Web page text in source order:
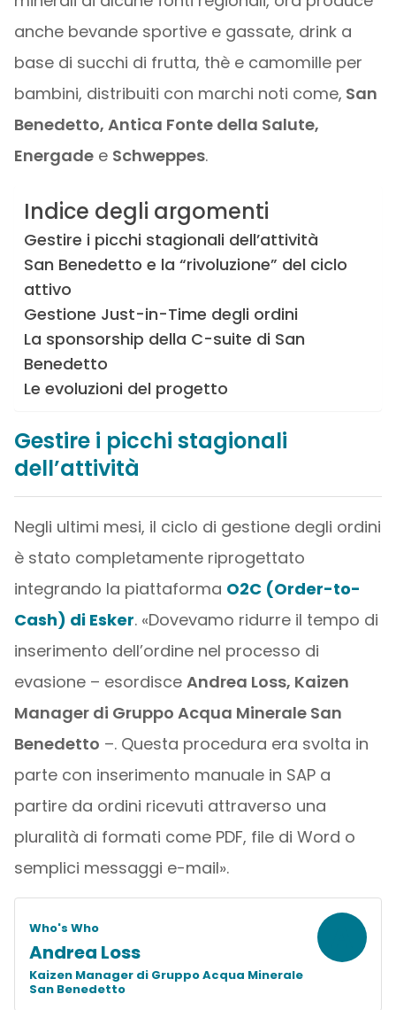
anche bevande sportive e gassate, drink a
base di succhi di frutta, thè e camomille per
bambini, distribuiti con marchi noti come, San
Benedetto, Antica Fonte della Salute,
Energadee Schweppes.
Indice degli argomenti
Gestire i picchi stagionali dell’attività
San Benedetto e la “rivoluzione” del ciclo
attivo
Gestione Just-in-Time degli ordini
La sponsorship della C-suite di San
Benedetto
Le evoluzioni del progetto
Gestire i picchi stagionali
dell’attività
Negli ultimi mesi, il ciclo di gestione degli ordini
è stato completamente riprogettato
integrando la piattaforma O2C (Order-to-
Cash) di Esker. «Dovevamo ridurre il tempo di
inserimento dell’ordine nel processo di
evasione – esordisce Andrea Loss, Kaizen
Manager di Gruppo Acqua Minerale San
Benedetto –. Questa procedura era svolta in
parte con inserimento manuale in SAP a
partire da ordini ricevuti attraverso una
pluralità di formati come PDF, file di Word o
semplici messaggi e-mail».
Who's Who
Andrea Loss
Kaizen Manager di Gruppo Acqua Minerale
San Benedetto